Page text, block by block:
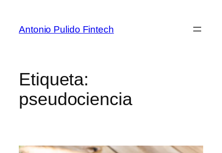
Antonio Pulido Fintech
Etiqueta:
pseudociencia